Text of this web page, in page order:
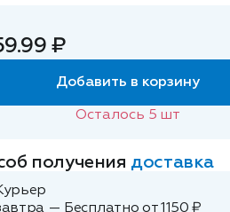
₽
Добавить в корзину
Осталось 5 шт
получения доставка
— Бесплатно от 1150 ₽